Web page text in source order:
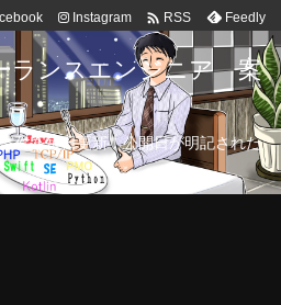
Instagram  RSS Feedly
ランスエンジニア 案
件を毎日更新！公開日が明記された